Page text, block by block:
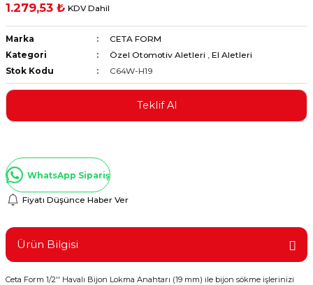
ve Multimetreler
ve Penseler
Atölye Aletleri
1.279,53 ₺ KDV Dahil
Marka
CETA FORM
Kategori
Özel Otomotiv Aletleri , El Aletleri
Stok Kodu
C64W-H19
Teklif Al
WhatsApp Sipariş
Fiyatı Düşünce Haber Ver
Ürün Bilgisi
Ceta Form 1/2'' Havalı Bijon Lokma Anahtarı (19 mm) ile bijon sökme işlerinizi